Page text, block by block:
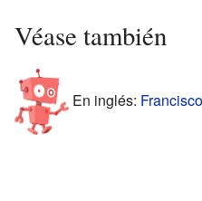
Véase también
En inglés: